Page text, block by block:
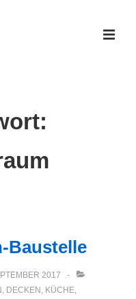
Baustelle
2017
, DECKEN , KÜCHE,